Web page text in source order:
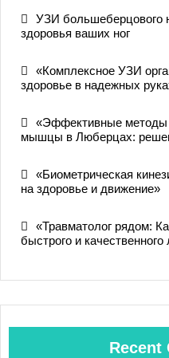
УЗИ большеберцового
здоровья ваших ног
«Комплексное УЗИ
здоровье в надежных
«Эффективные методы
мышцы в Люберцах:
«Биометрическая
на здоровье и движение»
«Травматолог рядом:
быстрого и качественного
Recent